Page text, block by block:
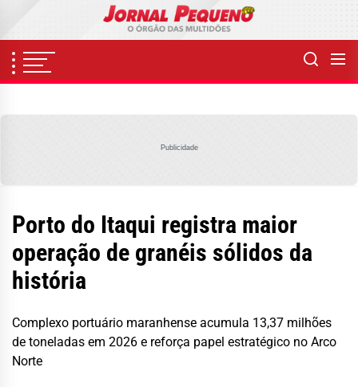
content
Publicidade
Porto do Itaqui registra maior
operação de granéis sólidos da
história
Complexo portuário maranhense acumula 13,37 milhões
de toneladas em 2026 e reforça papel estratégico no Arco
Norte